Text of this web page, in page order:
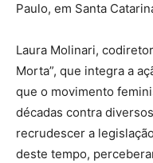
Paulo, em Santa
Laura Molinari,
Morta”, que integra a
que o movimento
décadas contra
recrudescer a
deste tempo,